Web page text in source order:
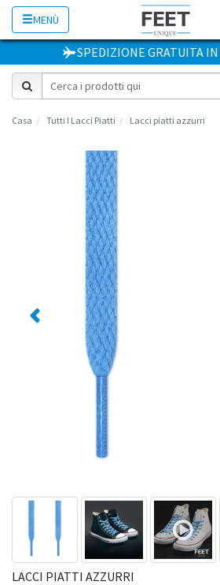
MENÙ
SPEDIZIONE GRATUITA IN
Casa Tutti I Lacci Piatti Lacci piatti azzurri
Previous
LACCI PIATTI AZZURRI